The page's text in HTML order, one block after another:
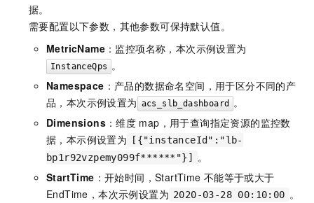
据。
需要配置以下参数，其他参数可保持默认值。
MetricName ：监控项名称，本次示例设置为
InstanceQps
。
Namespace ：产品的数据命名空间，用于区分不同的产
品，本次示例设置为 acs_slb_dashboard
。
Dimensions ：维度 map，用于查询指定资源的监控数
据，本示例设置为
[{"instanceId":"lb-
bp1r92vzpemy099f******"}]
。
StartTime ：开始时间，StartTime 不能等于或大于
EndTime，本次示例设置为 2020-03-28 00:10:00 。